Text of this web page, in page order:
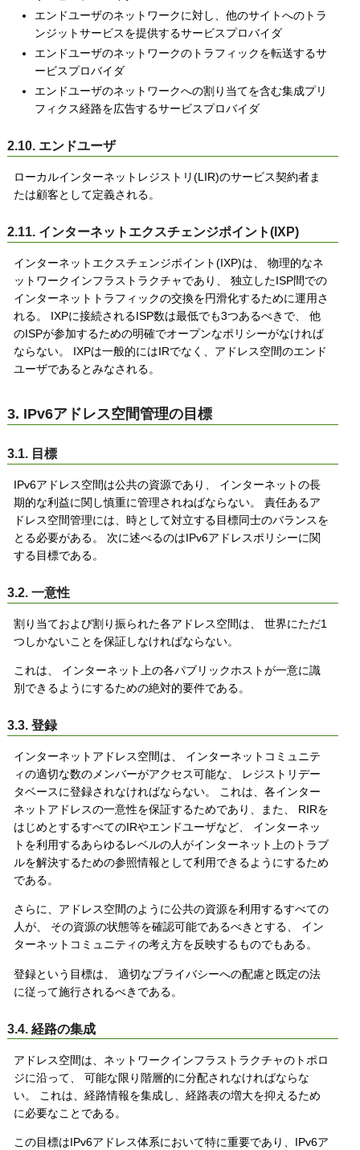
エンドユーザのネットワークに対し、他のサイトへのトラ
ンジットサービスを提供するサービスプロバイダ
エンドユーザのネットワークのトラフィックを転送するサ
ービスプロバイダ
エンドユーザのネットワークへの割り当てを含む集成プリ
フィクス経路を広告するサービスプロバイダ
2.10. エンドユーザ
ローカルインターネットレジストリ(LIR)のサービス契約者ま
たは顧客として定義される。
2.11. インターネットエクスチェンジポイント(IXP)
インターネットエクスチェンジポイント(IXP)は、 物理的なネ
ットワークインフラストラクチャであり、 独立したISP間での
インターネットトラフィックの交換を円滑化するために運用さ
れる。 IXPに接続されるISP数は最低でも3つあるべきで、 他
のISPが参加するための明確でオープンなポリシーがなければ
ならない。 IXPは一般的にはIRでなく、アドレス空間のエンド
ユーザであるとみなされる。
3. IPv6アドレス空間管理の目標
3.1. 目標
IPv6アドレス空間は公共の資源であり、 インターネットの長
期的な利益に関し慎重に管理されねばならない。 責任あるア
ドレス空間管理には、時として対立する目標同士のバランスを
とる必要がある。 次に述べるのはIPv6アドレスポリシーに関
する目標である。
3.2. 一意性
割り当ておよび割り振られた各アドレス空間は、 世界にただ1
つしかないことを保証しなければならない。
これは、 インターネット上の各パブリックホストが一意に識
別できるようにするための絶対的要件である。
3.3. 登録
インターネットアドレス空間は、 インターネットコミュニテ
ィの適切な数のメンバーがアクセス可能な、 レジストリデー
タベースに登録されなければならない。 これは、各インター
ネットアドレスの一意性を保証するためであり、また、 RIRを
はじめとするすべてのIRやエンドユーザなど、 インターネッ
トを利用するあらゆるレベルの人がインターネット上のトラブ
ルを解決するための参照情報として利用できるようにするため
である。
さらに、アドレス空間のように公共の資源を利用するすべての
人が、 その資源の状態等を確認可能であるべきとする、 イン
ターネットコミュニティの考え方を反映するものでもある。
登録という目標は、 適切なプライバシーへの配慮と既定の法
に従って施行されるべきである。
3.4. 経路の集成
アドレス空間は、ネットワークインフラストラクチャのトポロ
ジに沿って、 可能な限り階層的に分配されなければならな
い。 これは、経路情報を集成し、経路表の増大を抑えるため
に必要なことである。
この目標はIPv6アドレス体系において特に重要であり、IPv6ア